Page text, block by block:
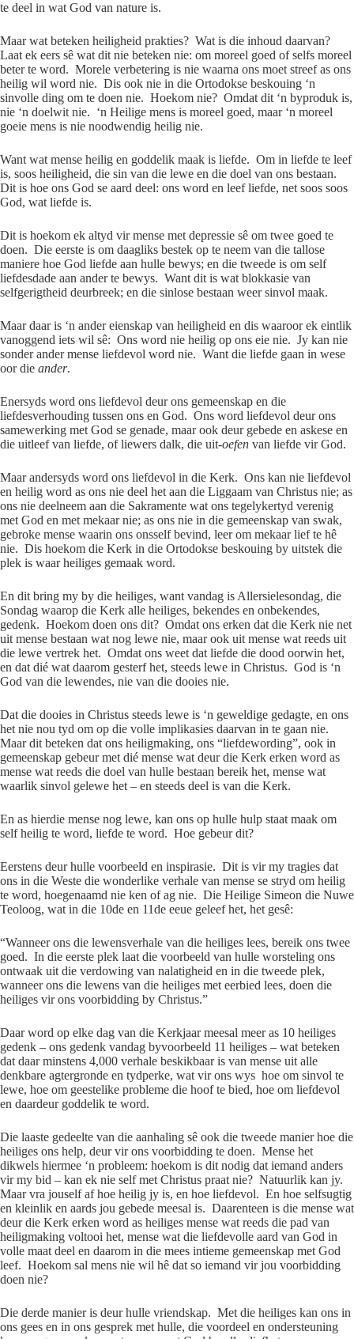
te deel in wat God van nature is.
Maar wat beteken heiligheid prakties? Wat is die inhoud daarvan?
Laat ek eers sê wat dit nie beteken nie: om moreel goed of selfs moreel
beter te word. Morele verbetering is nie waarna ons moet streef as ons
heilig wil word nie. Dis ook nie in die Ortodokse beskouing ‘n
sinvolle ding om te doen nie. Hoekom nie? Omdat dit ‘n byproduk is,
nie ‘n doelwit nie. ‘n Heilige mens is moreel goed, maar ‘n moreel
goeie mens is nie noodwendig heilig nie.
Want wat mense heilig en goddelik maak is liefde. Om in liefde te leef
is, soos heiligheid, die sin van die lewe en die doel van ons bestaan.
Dit is hoe ons God se aard deel: ons word en leef liefde, net soos soos
God, wat liefde is.
Dit is hoekom ek altyd vir mense met depressie sê om twee goed te
doen. Die eerste is om daagliks bestek op te neem van die tallose
maniere hoe God liefde aan hulle bewys; en die tweede is om self
liefdesdade aan ander te bewys. Want dit is wat blokkasie van
selfgerigtheid deurbreek; en die sinlose bestaan weer sinvol maak.
Maar daar is ‘n ander eienskap van heiligheid en dis waaroor ek eintlik
vanoggend iets wil sê: Ons word nie heilig op ons eie nie. Jy kan nie
sonder ander mense liefdevol word nie. Want die liefde gaan in wese
oor die ander.
Enersyds word ons liefdevol deur ons gemeenskap en die
liefdesverhouding tussen ons en God. Ons word liefdevol deur ons
samewerking met God se genade, maar ook deur gebede en askese en
die uitleef van liefde, of liewers dalk, die uit-oefen van liefde vir God.
Maar andersyds word ons liefdevol in die Kerk. Ons kan nie liefdevol
en heilig word as ons nie deel het aan die Liggaam van Christus nie; as
ons nie deelneem aan die Sakramente wat ons tegelykertyd verenig
met God en met mekaar nie; as ons nie in die gemeenskap van swak,
gebroke mense waarin ons onsself bevind, leer om mekaar lief te hê
nie. Dis hoekom die Kerk in die Ortodokse beskouing by uitstek die
plek is waar heiliges gemaak word.
En dit bring my by die heiliges, want vandag is Allersielesondag, die
Sondag waarop die Kerk alle heiliges, bekendes en onbekendes,
gedenk. Hoekom doen ons dit? Omdat ons erken dat die Kerk nie net
uit mense bestaan wat nog lewe nie, maar ook uit mense wat reeds uit
die lewe vertrek het. Omdat ons weet dat liefde die dood oorwin het,
en dat dié wat daarom gesterf het, steeds lewe in Christus. God is ‘n
God van die lewendes, nie van die dooies nie.
Dat die dooies in Christus steeds lewe is ‘n geweldige gedagte, en ons
het nie nou tyd om op die volle implikasies daarvan in te gaan nie.
Maar dit beteken dat ons heiligmaking, ons “liefdewording”, ook in
gemeenskap gebeur met dié mense wat deur die Kerk erken word as
mense wat reeds die doel van hulle bestaan bereik het, mense wat
waarlik sinvol gelewe het – en steeds deel is van die Kerk.
En as hierdie mense nog lewe, kan ons op hulle hulp staat maak om
self heilig te word, liefde te word. Hoe gebeur dit?
Eerstens deur hulle voorbeeld en inspirasie. Dit is vir my tragies dat
ons in die Weste die wonderlike verhale van mense se stryd om heilig
te word, hoegenaamd nie ken of ag nie. Die Heilige Simeon die Nuwe
Teoloog, wat in die 10de en 11de eeue geleef het, het gesê:
“Wanneer ons die lewensverhale van die heiliges lees, bereik ons twee
goed. In die eerste plek laat die voorbeeld van hulle worsteling ons
ontwaak uit die verdowing van nalatigheid en in die tweede plek,
wanneer ons die lewens van die heiliges met eerbied lees, doen die
heiliges vir ons voorbidding by Christus.”
Daar word op elke dag van die Kerkjaar meesal meer as 10 heiliges
gedenk – ons gedenk vandag byvoorbeeld 11 heiliges – wat beteken
dat daar minstens 4,000 verhale beskikbaar is van mense uit alle
denkbare agtergronde en tydperke, wat vir ons wys hoe om sinvol te
lewe, hoe om geestelike probleme die hoof te bied, hoe om liefdevol
en daardeur goddelik te word.
Die laaste gedeelte van die aanhaling sê ook die tweede manier hoe die
heiliges ons help, deur vir ons voorbidding te doen. Mense het
dikwels hiermee ‘n probleem: hoekom is dit nodig dat iemand anders
vir my bid – kan ek nie self met Christus praat nie? Natuurlik kan jy.
Maar vra jouself af hoe heilig jy is, en hoe liefdevol. En hoe selfsugtig
en kleinlik en aards jou gebede meesal is. Daarenteen is die mense wat
deur die Kerk erken word as heiliges mense wat reeds die pad van
heiligmaking voltooi het, mense wat die liefdevolle aard van God in
volle maat deel en daarom in die mees intieme gemeenskap met God
leef. Hoekom sal mens nie wil hê dat so iemand vir jou voorbidding
doen nie?
Die derde manier is deur hulle vriendskap. Met die heiliges kan ons in
ons gees en in ons gesprek met hulle, die voordeel en ondersteuning